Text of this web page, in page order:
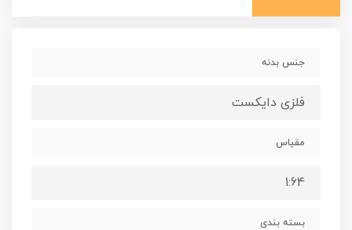
جنس بدنه
فلزی دایکست
مقیاس
1:64
بسته بندی